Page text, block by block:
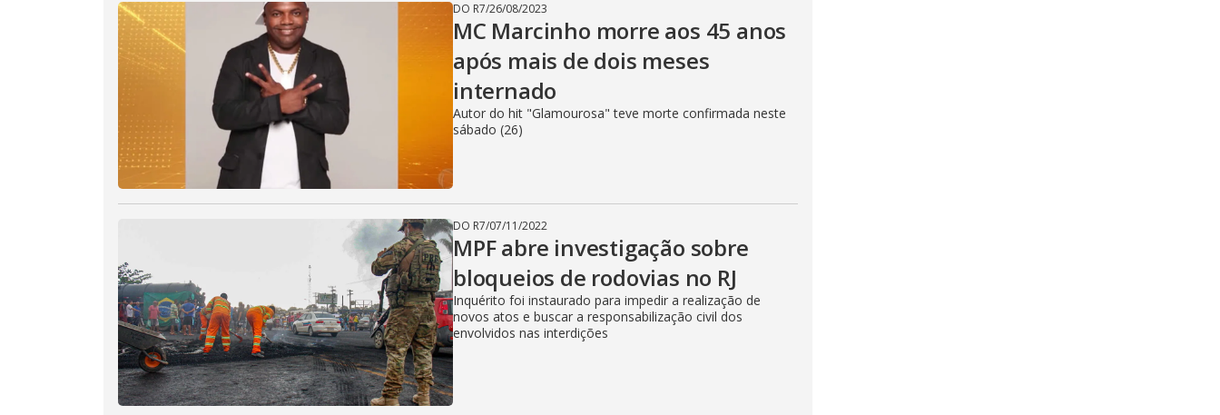
DO R7/26/08/2023
MC Marcinho morre aos 45 anos
após mais de dois meses
internado
Autor do hit "Glamourosa" teve morte confirmada neste
sábado (26)
DO R7/07/11/2022
MPF abre investigação sobre
bloqueios de rodovias no RJ
Inquérito foi instaurado para impedir a realização de
novos atos e buscar a responsabilização civil dos
envolvidos nas interdições